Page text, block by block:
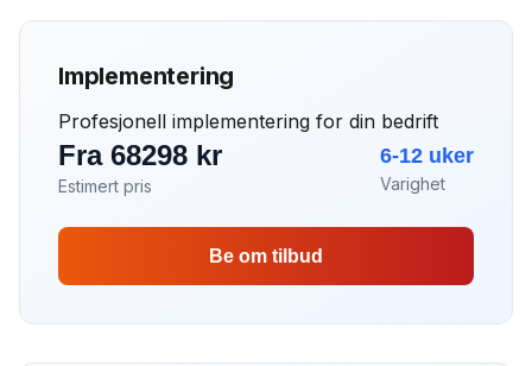
Implementering
Profesjonell implementering for din bedrift
Fra 68298 kr
Estimert pris
6-12 uker
Varighet
Be om tilbud